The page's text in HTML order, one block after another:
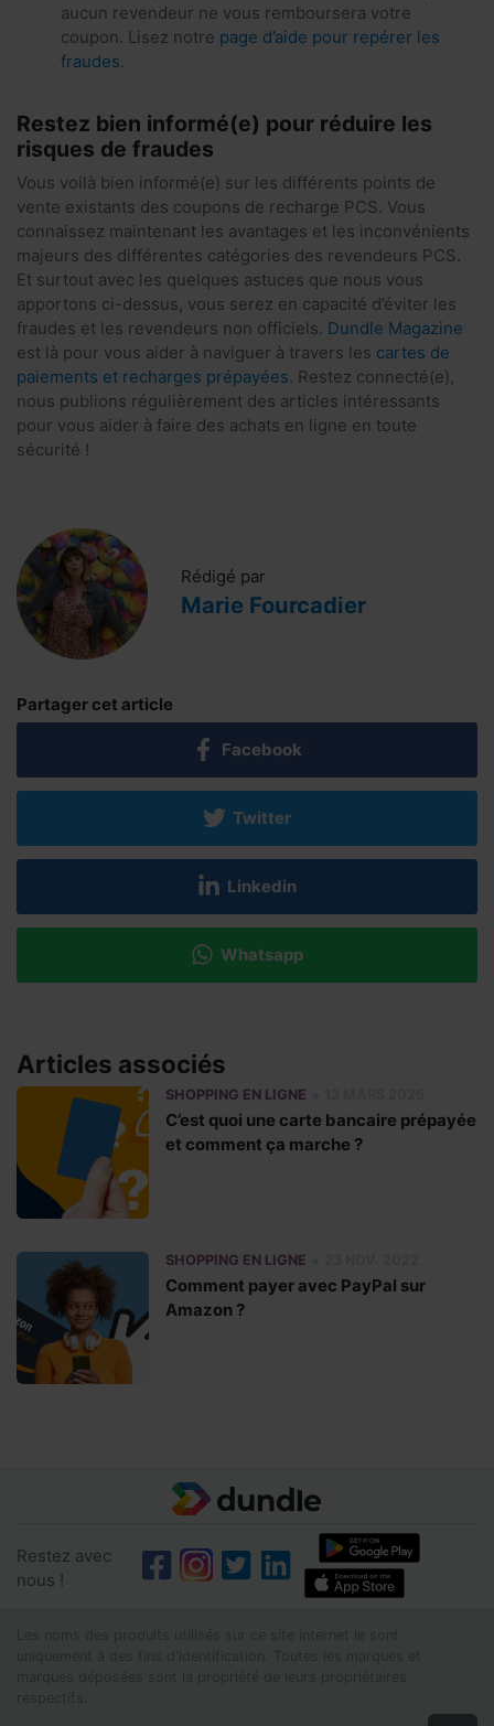
aucun revendeur ne vous remboursera votre
coupon. Lisez notre page d’aide pour repérer les
fraudes
Restez bien informé(e) pour réduire les
risques de fraudes
Vous voilà bien informé(e) sur les différents points de
vente existants des coupons de recharge PCS. Vous
connaissez maintenant les avantages et les inconvénients
majeurs des différentes catégories des revendeurs PCS.
Et surtout avec les quelques astuces que nous vous
apportons ci-dessus, vous serez en capacité d’éviter les
fraudes et les revendeurs non officiels. Dundle Magazine
est là pour vous aider à naviguer à travers les cartes de
paiements et recharges prépayées . Restez connecté(e),
nous publions régulièrement des articles intéressants
pour vous aider à faire des achats en ligne en toute
sécurité !
Rédigé par
Marie Fourcadier
Partager cet article
Facebook
Twitter
Linkedin
Whatsapp
Articles associés
SHOPPING EN LIGNE
C’est quoi une carte bancaire prépayée
et comment ça marche ?
SHOPPING EN LIGNE
Comment payer avec PayPal sur
Amazon ?
Restez avec
nous !